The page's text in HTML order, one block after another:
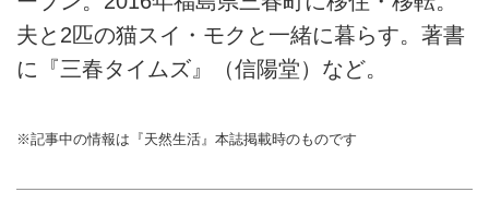
夫と2匹の猫スイ・モクと一緒に暮らす。著書
に『三春タイムズ』（信陽堂）など。
※記事中の情報は『天然生活』本誌掲載時のものです